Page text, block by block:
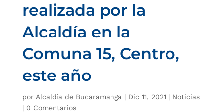
realizada por la
Alcaldía en la
Comuna 15, Centro,
este año
por Alcaldía de Bucaramanga | Dic 11, 2021 | Noticias
| 0 Comentarios